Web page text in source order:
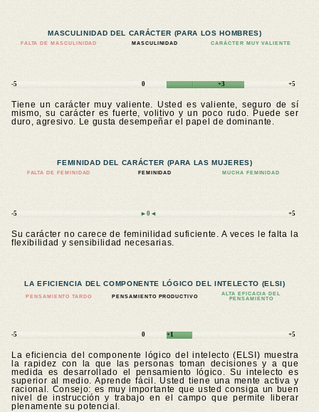
MASCULINIDAD DEL CARÁCTER (PARA LOS HOMBRES)
FALTA DE MASCULINIDAD MASCULINIDAD CARÁCTER MUY VALIENTE
-5 0 +3 +5
Tiene un carácter muy valiente. Usted es valiente, seguro de sí
mismo, su carácter es fuerte, volitivo y un poco rudo. Puede ser
duro, agresivo. Le gusta desempeñar el papel de dominante.
FEMINIDAD DEL CARÁCTER (PARA LAS MUJERES)
FALTA DE FEMINIDAD FEMINIDAD MUCHA FEMINIDAD
-5 ►0◄ +5
Su carácter no carece de feminilidad suficiente. A veces le falta la
flexibilidad y sensibilidad necesarias.
LA EFICIENCIA DEL COMPONENTE LÓGICO DEL INTELECTO (ELSI)
PENSAMIENTO TARDO PENSAMIENTO PRODUCTIVO
ALTA EFICACIA DEL
PENSAMIENTO
-5 0 +1 +5
La eficiencia del componente lógico del intelecto (ELSI) muestra
la rapidez con la que las personas toman decisiones y a que
medida es desarrollado el pensamiento lógico. Su intelecto es
superior al medio. Aprende fácil. Usted tiene una mente activa y
racional. Consejo: es muy importante que usted consiga un buen
nivel de instrucción y trabajo en el campo que permite liberar
plenamente su potencial.